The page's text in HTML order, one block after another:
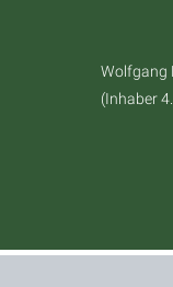
Wolfgang
(Inhaber